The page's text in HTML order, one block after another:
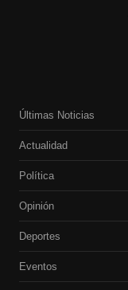
Últimas Noticias
Actualidad
Política
Opinión
Deportes
Eventos